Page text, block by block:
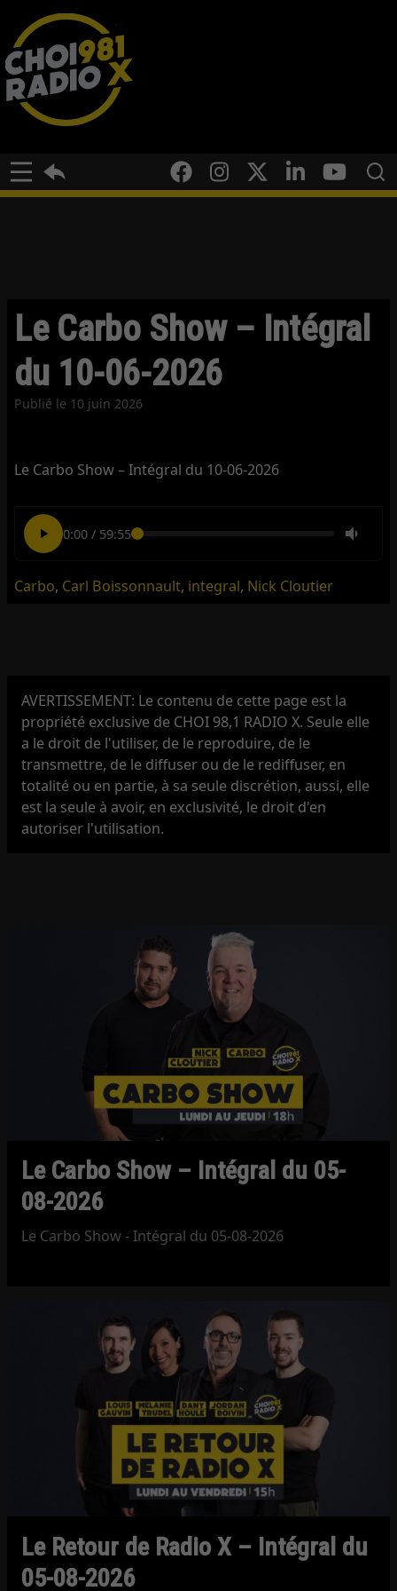
Le Carbo Show – Intégral
du 10-06-2026
Publié le 10 juin 2026
Le Carbo Show – Intégral du 10-06-2026
0:00/ 59:55
Carbo, Carl Boissonnault, integral, Nick Cloutier
AVERTISSEMENT: Le contenu de cette page est la
propriété exclusive de CHOI 98,1 RADIO X. Seule elle
a le droit de l'utiliser, de le reproduire, de le
transmettre, de le diffuser ou de le rediffuser, en
totalité ou en partie, à sa seule discrétion, aussi, elle
est la seule à avoir, en exclusivité, le droit d'en
autoriser l'utilisation.
Le Carbo Show – Intégral du 05-
08-2026
Le Carbo Show - Intégral du 05-08-2026
Le Retour de Radio X – Intégral du
05-08-2026